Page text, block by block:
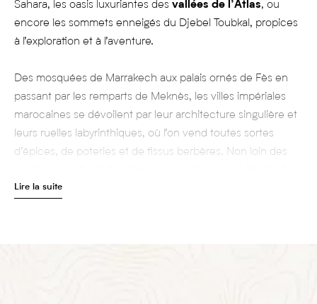
Sahara, les oasis luxuriantes des vallées de l’Atlas, ou
encore les sommets enneigés du Djebel Toubkal, propices
à l’exploration et à l’aventure.
Des mosquées de Marrakech aux palais ornés de Fès en
passant par les remparts de Meknès, les villes impériales
marocaines se dévoilent par leur architecture singulière et
leurs ruelles labyrinthiques, où l’on vend toutes sortes
d’épices, de poteries et de tissus berbères. Non loin des
luxuriants, comme le Palais El Badi, en date du XVIe siècle,
Lire la suite